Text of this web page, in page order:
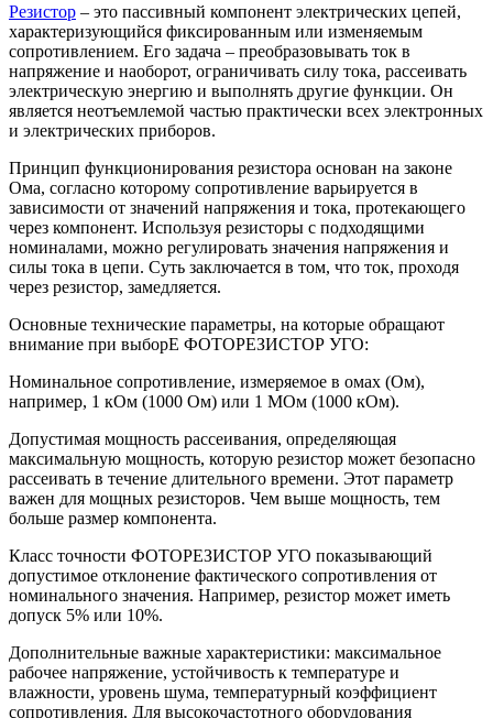
Резистор – это пассивный компонент электрических цепей,
характеризующийся фиксированным или изменяемым
сопротивлением. Его задача – преобразовывать ток в
напряжение и наоборот, ограничивать силу тока, рассеивать
электрическую энергию и выполнять другие функции. Он
является неотъемлемой частью практически всех электронных
и электрических приборов.
Принцип функционирования резистора основан на законе
Ома, согласно которому сопротивление варьируется в
зависимости от значений напряжения и тока, протекающего
через компонент. Используя резисторы с подходящими
номиналами, можно регулировать значения напряжения и
силы тока в цепи. Суть заключается в том, что ток, проходя
через резистор, замедляется.
Основные технические параметры, на которые обращают
внимание при выборЕ ФОТОРЕЗИСТОР УГО:
Номинальное сопротивление, измеряемое в омах (Ом),
например, 1 кОм (1000 Ом) или 1 МОм (1000 кОм).
Допустимая мощность рассеивания, определяющая
максимальную мощность, которую резистор может безопасно
рассеивать в течение длительного времени. Этот параметр
важен для мощных резисторов. Чем выше мощность, тем
больше размер компонента.
Класс точности ФОТОРЕЗИСТОР УГО показывающий
допустимое отклонение фактического сопротивления от
номинального значения. Например, резистор может иметь
допуск 5% или 10%.
Дополнительные важные характеристики: максимальное
рабочее напряжение, устойчивость к температуре и
влажности, уровень шума, температурный коэффициент
сопротивления. Для высокочастотного оборудования